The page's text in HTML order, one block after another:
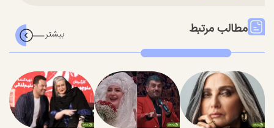
مطالب مرتبط